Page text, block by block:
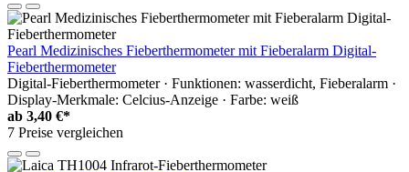
Pearl Medizinisches Fieberthermometer mit Fieberalarm Digital-
Fieberthermometer
Digital-Fieberthermometer · Funktionen: wasserdicht, Fieberalarm ·
Display-Merkmale: Celcius-Anzeige · Farbe: weiß
ab 3,40 €*
7 Preise vergleichen